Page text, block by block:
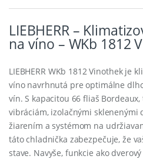
LIEBHERR –
na víno – WKb 1812
LIEBHERR WKb 1812 Vinothek je
víno navrhnutá pre optimálne
vín. S kapacitou 66 fliaš
vibráciám, izolačnými sklenenými
žiarením a systémom na
táto chladnička zabezpečuje, že
stave. Navyše, funkcie ako